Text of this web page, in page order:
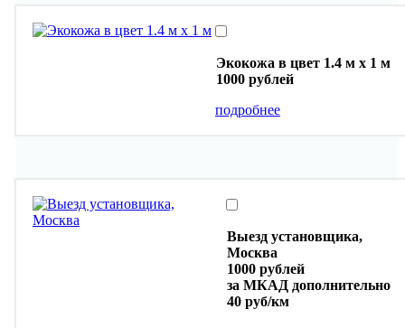
Экокожа в цвет 1.4 м х 1 м
1000 рублей
подробнее
Выезд установщика,
Москва
1000 рублей
за МКАД дополнительно
40 руб/км